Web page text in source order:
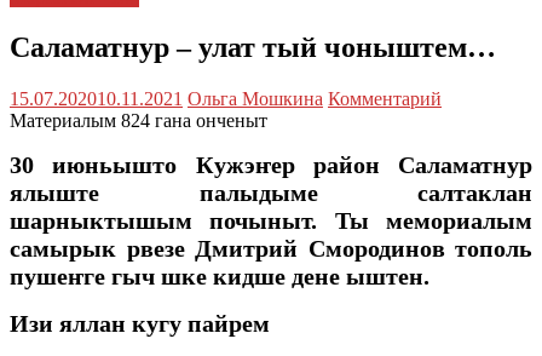
Саламатнур – улат тый чоныштем…
15.07.202010.11.2021 Ольга Мошкина Комментарий
Материалым 824 гана онченыт
30 июньышто Кужэҥер район Саламатнур
ялыште палыдыме салтаклан
шарныктышым почыныт. Ты мемориалым
самырык рвезе Дмитрий Смородинов тополь
пушеҥге гыч шке кидше дене ыштен.
Изи яллан кугу пайрем